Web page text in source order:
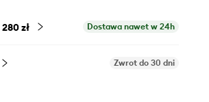
280 zł Dostawa nawet w 24h
Zwrot do 30 dni